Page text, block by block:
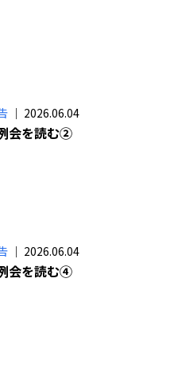
｜ 2026.06.04
会を読む②
｜ 2026.06.04
会を読む④